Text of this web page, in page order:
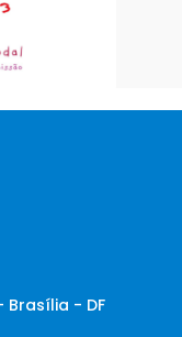
Brasília - DF